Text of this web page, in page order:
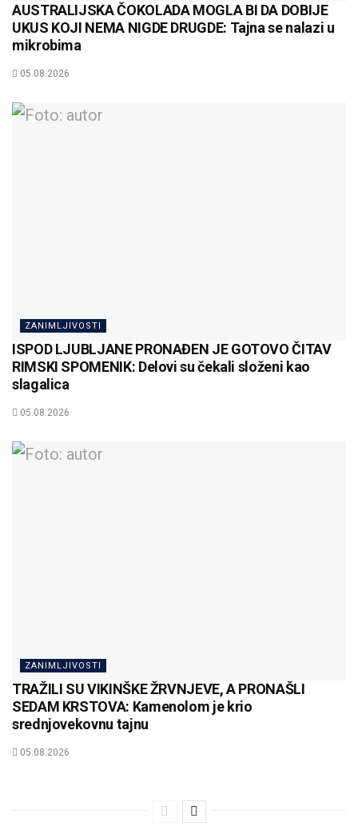
AUSTRALIJSKA ČOKOLADA MOGLA BI DA DOBIJE
UKUS KOJI NEMA NIGDE DRUGDE: Tajna se nalazi u
mikrobima
05.08.2026
ZANIMLJIVOSTI
ISPOD LJUBLJANE PRONAĐEN JE GOTOVO ČITAV
RIMSKI SPOMENIK: Delovi su čekali složeni kao
slagalica
05.08.2026
ZANIMLJIVOSTI
TRAŽILI SU VIKINŠKE ŽRVNJEVE, A PRONAŠLI
SEDAM KRSTOVA: Kamenolom je krio
srednjovekovnu tajnu
05.08.2026